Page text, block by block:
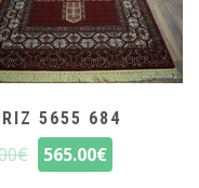
5655 684
€ 565.00€